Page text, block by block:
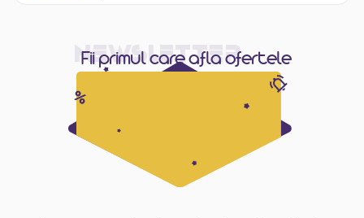
Fii primul care afla ofertele
Newsletter